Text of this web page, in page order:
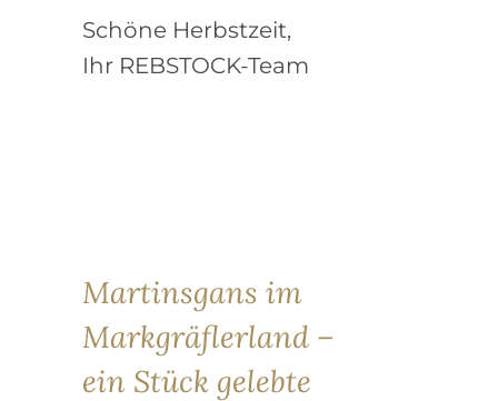
Schöne Herbstzeit,
Ihr REBSTOCK-Team
Martinsgans im
Markgräflerland –
ein Stück gelebte